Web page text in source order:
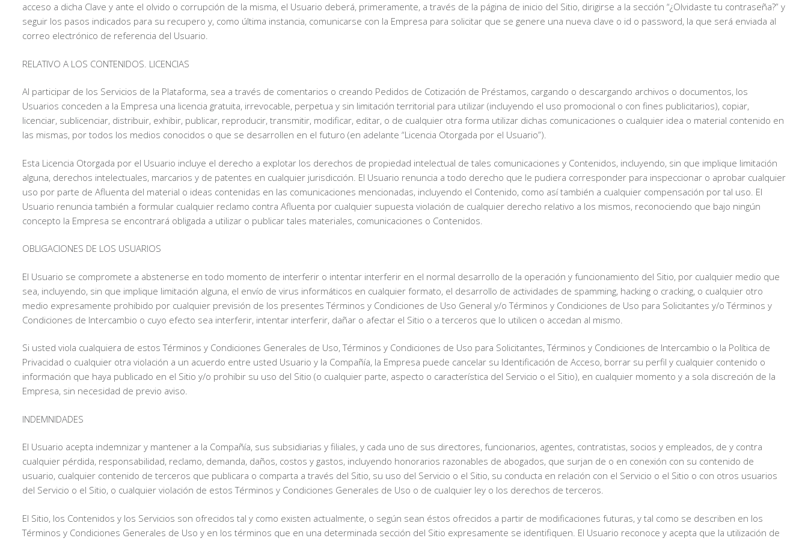
acceso a dicha Clave y ante el olvido o corrupción de la misma, el Usuario deberá, primeramente, a través de la página de inicio del Sitio, dirigirse a la sección “¿Olvidaste tu contraseña?” y
seguir los pasos indicados para su recupero y, como última instancia, comunicarse con la Empresa para solicitar que se genere una nueva clave o id o password, la que será enviada al
correo electrónico de referencia del Usuario.
RELATIVO A LOS CONTENIDOS. LICENCIAS
Al participar de los Servicios de la Plataforma, sea a través de comentarios o creando Pedidos de Cotización de Préstamos, cargando o descargando archivos o documentos, los
Usuarios conceden a la Empresa una licencia gratuita, irrevocable, perpetua y sin limitación territorial para utilizar (incluyendo el uso promocional o con fines publicitarios), copiar,
licenciar, sublicenciar, distribuir, exhibir, publicar, reproducir, transmitir, modificar, editar, o de cualquier otra forma utilizar dichas comunicaciones o cualquier idea o material contenido en
las mismas, por todos los medios conocidos o que se desarrollen en el futuro (en adelante “Licencia Otorgada por el Usuario”).
Esta Licencia Otorgada por el Usuario incluye el derecho a explotar los derechos de propiedad intelectual de tales comunicaciones y Contenidos, incluyendo, sin que implique limitación
alguna, derechos intelectuales, marcarios y de patentes en cualquier jurisdicción. El Usuario renuncia a todo derecho que le pudiera corresponder para inspeccionar o aprobar cualquier
uso por parte de Afluenta del material o ideas contenidas en las comunicaciones mencionadas, incluyendo el Contenido, como así también a cualquier compensación por tal uso. El
Usuario renuncia también a formular cualquier reclamo contra Afluenta por cualquier supuesta violación de cualquier derecho relativo a los mismos, reconociendo que bajo ningún
concepto la Empresa se encontrará obligada a utilizar o publicar tales materiales, comunicaciones o Contenidos.
OBLIGACIONES DE LOS USUARIOS
El Usuario se compromete a abstenerse en todo momento de interferir o intentar interferir en el normal desarrollo de la operación y funcionamiento del Sitio, por cualquier medio que
sea, incluyendo, sin que implique limitación alguna, el envío de virus informáticos en cualquier formato, el desarrollo de actividades de spamming, hacking o cracking, o cualquier otro
medio expresamente prohibido por cualquier previsión de los presentes Términos y Condiciones de Uso General y/o Términos y Condiciones de Uso para Solicitantes y/o Términos y
Condiciones de Intercambio o cuyo efecto sea interferir, intentar interferir, dañar o afectar el Sitio o a terceros que lo utilicen o accedan al mismo.
Si usted viola cualquiera de estos Términos y Condiciones Generales de Uso, Términos y Condiciones de Uso para Solicitantes, Términos y Condiciones de Intercambio o la Política de
Privacidad o cualquier otra violación a un acuerdo entre usted Usuario y la Compañía, la Empresa puede cancelar su Identificación de Acceso, borrar su perfil y cualquier contenido o
información que haya publicado en el Sitio y/o prohibir su uso del Sitio (o cualquier parte, aspecto o característica del Servicio o el Sitio), en cualquier momento y a sola discreción de la
Empresa, sin necesidad de previo aviso.
INDEMNIDADES
El Usuario acepta indemnizar y mantener a la Compañía, sus subsidiarias y filiales, y cada uno de sus directores, funcionarios, agentes, contratistas, socios y empleados, de y contra
cualquier pérdida, responsabilidad, reclamo, demanda, daños, costos y gastos, incluyendo honorarios razonables de abogados, que surjan de o en conexión con su contenido de
usuario, cualquier contenido de terceros que publicara o comparta a través del Sitio, su uso del Servicio o el Sitio, su conducta en relación con el Servicio o el Sitio o con otros usuarios
del Servicio o el Sitio, o cualquier violación de estos Términos y Condiciones Generales de Uso o de cualquier ley o los derechos de terceros.
El Sitio, los Contenidos y los Servicios son ofrecidos tal y como existen actualmente, o según sean éstos ofrecidos a partir de modificaciones futuras, y tal como se describen en los
Términos y Condiciones Generales de Uso y en los términos que en una determinada sección del Sitio expresamente se identifiquen. El Usuario reconoce y acepta que la utilización de